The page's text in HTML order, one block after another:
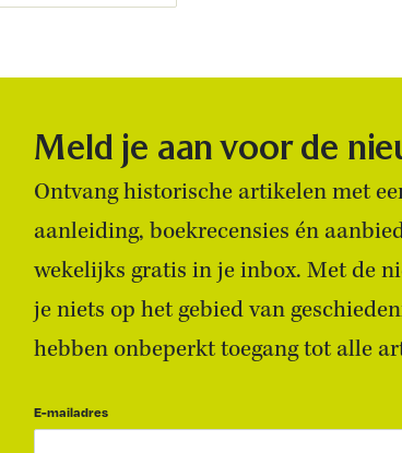
Meld je aan voor de
Ontvang historische artikelen met
aanleiding, boekrecensies én
wekelijks gratis in je inbox. Met de
je niets op het gebied van
hebben onbeperkt toegang tot alle
E-mailadres